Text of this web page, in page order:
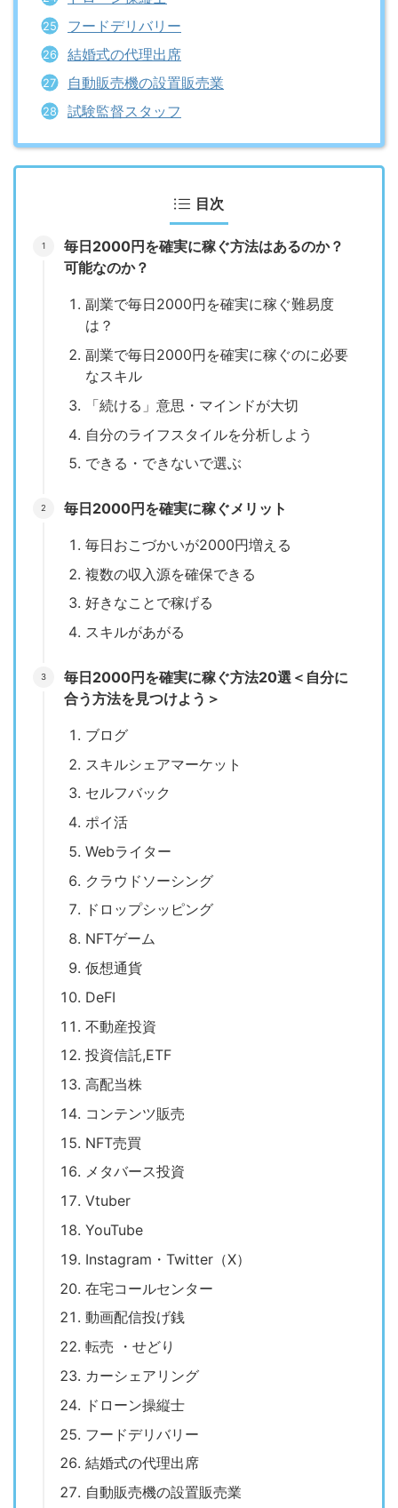
フードデリバリー
結婚式の代理出席
自動販売機の設置販売業
試験監督スタッフ
目次
毎日2000円を確実に稼ぐ方法はあるのか？
可能なのか？
副業で毎日2000円を確実に稼ぐ難易度
は？
副業で毎日2000円を確実に稼ぐのに必要
なスキル
「続ける」意思・マインドが大切
自分のライフスタイルを分析しよう
できる・できないで選ぶ
毎日2000円を確実に稼ぐメリット
毎日おこづかいが2000円増える
複数の収入源を確保できる
好きなことで稼げる
スキルがあがる
毎日2000円を確実に稼ぐ方法20選＜自分に
合う方法を見つけよう＞
ブログ
スキルシェアマーケット
セルフバック
ポイ活
Webライター
クラウドソーシング
ドロップシッピング
NFTゲーム
仮想通貨
DeFI
不動産投資
投資信託,ETF
高配当株
コンテンツ販売
NFT売買
メタバース投資
Vtuber
YouTube
Instagram・Twitter（X）
在宅コールセンター
動画配信投げ銭
転売 ・せどり
カーシェアリング
ドローン操縦士
フードデリバリー
結婚式の代理出席
自動販売機の設置販売業